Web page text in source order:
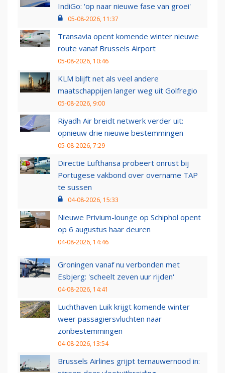
IndiGo: 'op naar nieuwe fase van groei'
05-08-2026, 11:37
Transavia opent komende winter nieuwe
route vanaf Brussels Airport
05-08-2026, 10:46
KLM blijft net als veel andere
maatschappijen langer weg uit Golfregio
05-08-2026, 9:00
Riyadh Air breidt netwerk verder uit:
opnieuw drie nieuwe bestemmingen
05-08-2026, 7:29
Directie Lufthansa probeert onrust bij
Portugese vakbond over overname TAP
te sussen
04-08-2026, 15:33
Nieuwe Privium-lounge op Schiphol opent
op 6 augustus haar deuren
04-08-2026, 14:46
Groningen vanaf nu verbonden met
Esbjerg: 'scheelt zeven uur rijden'
04-08-2026, 14:41
Luchthaven Luik krijgt komende winter
weer passagiersvluchten naar
zonbestemmingen
04-08-2026, 13:54
Brussels Airlines grijpt ternauwernood in: